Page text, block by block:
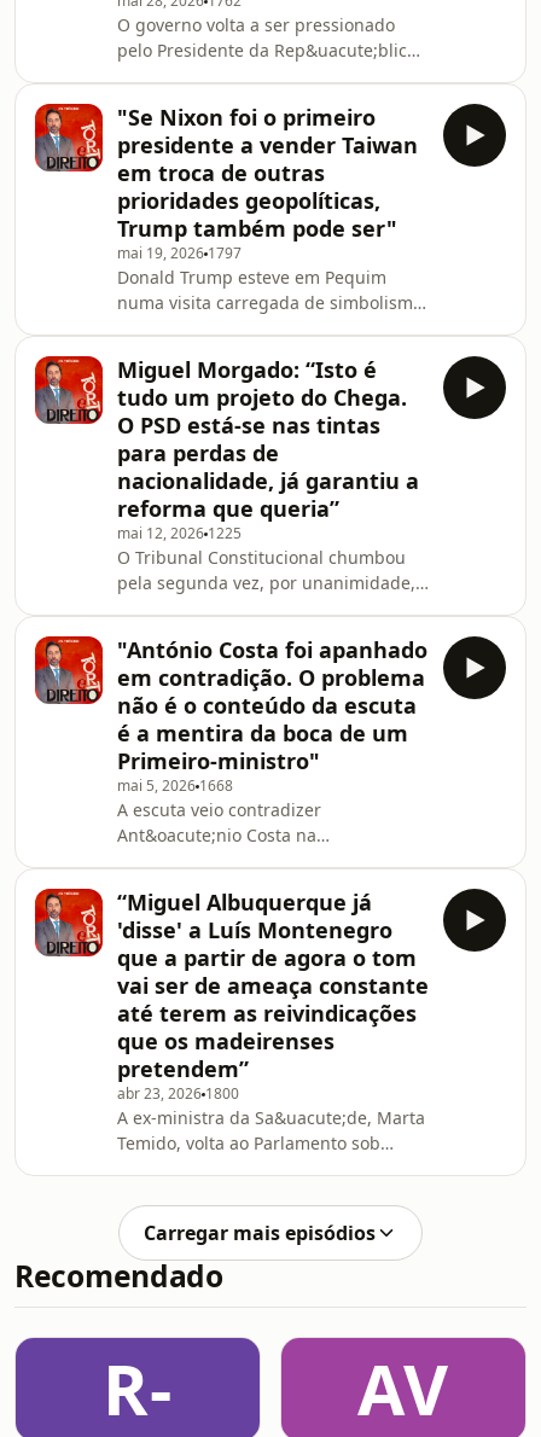
bater &agrave; porta dos Trump?
Estes e outros temas est&atilde;o em
cima da mesa, no Torto
O governo volta a ser pressionado
pelo Presidente da Rep&uacute;blica.
Montenegro relativamente &agrave;s
a&ccedil;&otilde;es no terreno das
regi&otilde;es afetadas pelas
tempestades, o que marcou a
posi&ccedil;&atilde;o do mais
rec&eacute;m &nbsp;Presidente
eleito. Seguro fala em &ldquo;falhas
de coordena&ccedil;&atilde;o e de co
"Se Nixon foi o primeiro
presidente a vender Taiwan
em troca de outras
prioridades geopolíticas,
Trump também pode ser"
mai 19, 2026 1797
Donald Trump esteve em Pequim
numa visita carregada de simbolismo,
Parlamento debateu a defesa
nacional com PS e Chega novamente
alinhados. Tudo em cima da mesa no
Torto e Direito com o Miguel
Morgado.&nbsp;See
omnystudio.com/listener for privacy
information.
Miguel Morgado: “Isto é
tudo um projeto do Chega.
O PSD está-se nas tintas
para perdas de
nacionalidade, já garantiu a
reforma que queria”
mai 12, 2026 1225
O Tribunal Constitucional chumbou
pela segunda vez, por unanimidade,
encurralado entre abandonar o tema
ou entrar em rota de colis&atilde;o
com o tribunal. Miguel Morgado
explica que o problema central reside
no princ&iacute;pio da igualdade
&mdash; a lei n&atilde;o pode tratar
de forma diferente os cidad&atilde;os
portugueses de
"António Costa foi apanhado
em contradição. O problema
não é o conteúdo da escuta
é a mentira da boca de um
Primeiro-ministro"
mai 5, 2026 1668
A escuta veio contradizer
Ant&oacute;nio Costa na
preocupar Schengen e o PIB
portugu&ecirc;s est&aacute; a
estagnar. Est&aacute; tudo em cima
da mesa com o Miguel Morgado, no
Torto e Direito da semana de 3 de
maio.See omnystudio.com/listener for
privacy information.
“Miguel Albuquerque já
'disse' a Luís Montenegro
que a partir de agora o tom
vai ser de ameaça constante
até terem as reivindicações
que os madeirenses
pretendem”
abr 23, 2026 1800
A ex-ministra da Sa&uacute;de, Marta
Temido, volta ao Parlamento sob
pol&iacute;tico e em Barcelona as
esquerdas tentaram recentrar-se.
Tudo isto em cima da mesa no Torto e
Direito desta semana com Miguel
omnystudio.com/listener for privacy
information.
Carregar mais episódios
Recomendado
R- AV